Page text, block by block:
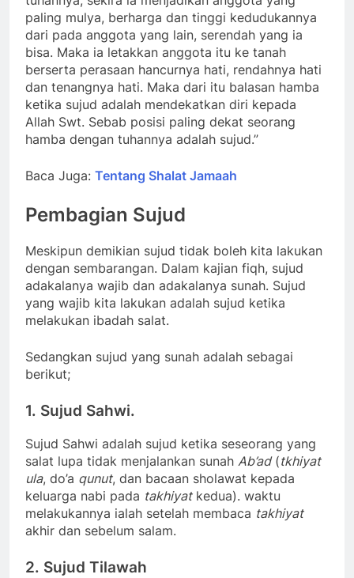
paling mulya, berharga dan tinggi kedudukannya
dari pada anggota yang lain, serendah yang ia
bisa. Maka ia letakkan anggota itu ke tanah
berserta perasaan hancurnya hati, rendahnya hati
dan tenangnya hati. Maka dari itu balasan hamba
ketika sujud adalah mendekatkan diri kepada
Allah Swt. Sebab posisi paling dekat seorang
hamba dengan tuhannya adalah sujud.”
Baca Juga: Tentang Shalat Jamaah
Pembagian Sujud
Meskipun demikian sujud tidak boleh kita lakukan
dengan sembarangan. Dalam kajian fiqh, sujud
adakalanya wajib dan adakalanya sunah. Sujud
yang wajib kita lakukan adalah sujud ketika
melakukan ibadah salat.
Sedangkan sujud yang sunah adalah sebagai
berikut;
1. Sujud Sahwi.
Sujud Sahwi adalah sujud ketika seseorang yang
salat lupa tidak menjalankan sunah Ab’ad(tkhiyat
ula, do’a qunut, dan bacaan sholawat kepada
keluarga nabi pada takhiyatkedua). waktu
melakukannya ialah setelah membaca takhiyat
akhir dan sebelum salam.
2. Sujud Tilawah